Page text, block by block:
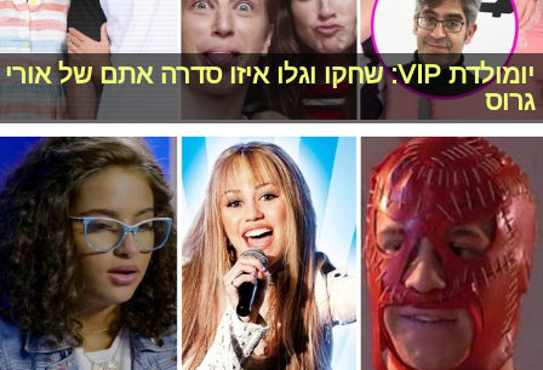
יומולדת VIP: שחקו וגלו איזו סדרה אתם של אורי
גרוס